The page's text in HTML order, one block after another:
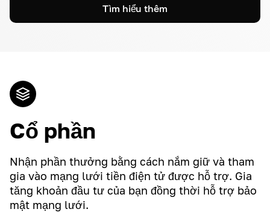
Tìm hiểu thêm
Cổ phần
Nhận phần thưởng bằng cách nắm giữ và tham
gia vào mạng lưới tiền điện tử được hỗ trợ. Gia
tăng khoản đầu tư của bạn đồng thời hỗ trợ bảo
mật mạng lưới.